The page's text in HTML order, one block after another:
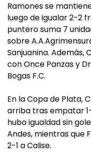
Ramones se
luego de igualar 2-2
puntero suma 7
sobre
Sanjuanina.
con Once Panzas y
Bogas F.C.
En la Copa de Plata,
arriba tras empatar
hubo igualdad sin
Andes, mientras que
2-1 a Calise.